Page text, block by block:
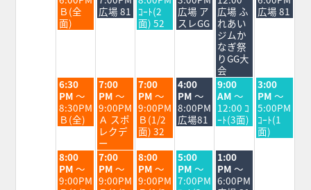
8
月
25th
Ｂ(全
面)
8
月
広場 81
8
月
27th
ｺｰﾄ(2
面) 52
8
月
28th
広場 ア
スレGG
8
月
29th
2026
広場 ふ
れあい
ジムか
なぎ祭
りGG大
会
8
月
広場 81
火
曜
日,
8
月
2026
6:30
PM ～
8:30PM
Ｂ(全)
水
曜
日,
8
月
26th
2026
7:00
PM ～
9:00PM
Ａ スポ
レクデ
ー
木
曜
日,
8
月
27th
2026
7:00
PM ～
9:00PM
Ｂ(1/2
面) 32
金
曜
日,
8
月
2026
4:00
PM ～
8:00PM
広場81
土
曜
日,
8
月
2026
9:00
AM ～
12:00 ｺ
ｰﾄ(3面)
日
曜
日,
8
月
30th
3:00
PM ～
5:00PM
ｺｰﾄ(1
面)
火
曜
日,
8:00
PM ～
9:00PM
水
曜
日,
7:00
PM ～
9:00PM
木
曜
日,
8:00
PM ～
9:00PM
金
曜
日,
5:00
PM ～
7:00PM
土
曜
日,
1:00
PM ～
6:00PM